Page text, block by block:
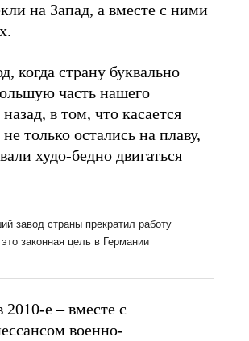
на Запад, а вместе с ними
когда страну буквально
часть нашего
в том, что касается
только остались на плаву,
худо-бедно двигаться
е – вместе с
военно-